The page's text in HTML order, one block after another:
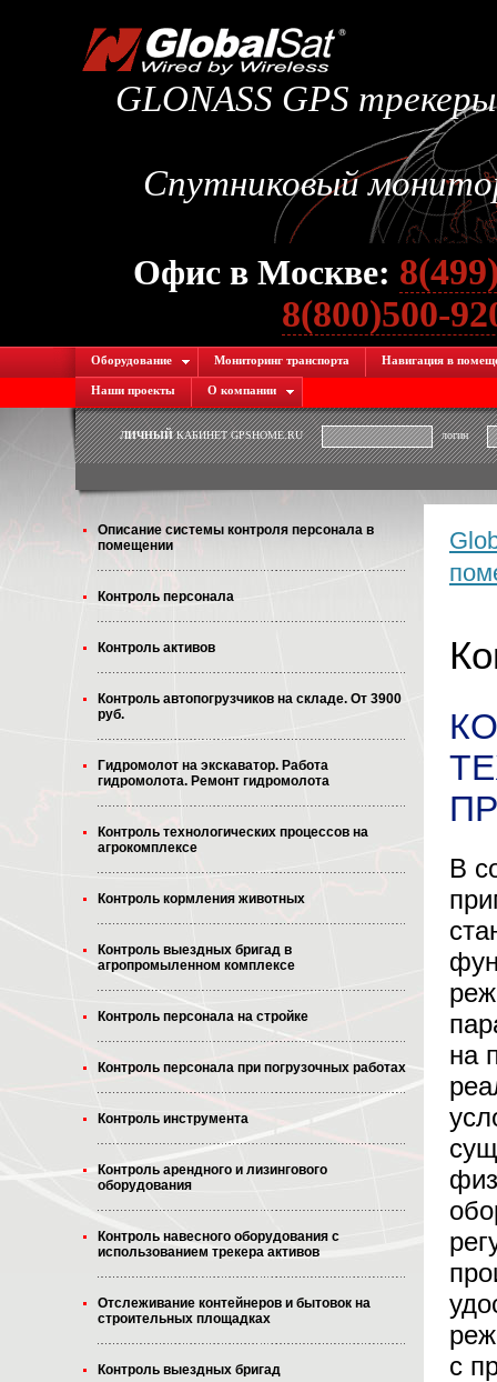
GLONASS GPS
Спутниковый
Офис в Москве:
8(800)500-
Оборудование Мониторинг транспорта Навигация в
Наши проекты О компании
ЛИЧНЫЙКАБИНЕТ GPSHOME.RU логин
Описание системы контроля персонала в
помещении
Контроль персонала
Контроль активов
Контроль автопогрузчиков на складе. От 3900
руб.
Гидромолот на экскаватор. Работа
гидромолота. Ремонт гидромолота
Контроль технологических процессов на
агрокомплексе
Контроль кормления животных
Контроль выездных бригад в
агропромыленном комплексе
Контроль персонала на стройке
Контроль персонала при погрузочных работах
Контроль инструмента
Контроль арендного и лизингового
оборудования
Контроль навесного оборудования с
использованием трекера активов
Отслеживание контейнеров и бытовок на
строительных площадках
Контроль выездных бригад
В
на
с